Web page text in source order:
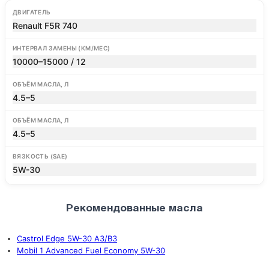
ДВИГАТЕЛЬ
Renault F5R 740
ИНТЕРВАЛ ЗАМЕНЫ (КМ/МЕС)
10000–15000 / 12
ОБЪЁМ МАСЛА, Л
4.5–5
ОБЪЁМ МАСЛА, Л
4.5–5
ВЯЗКОСТЬ (SAE)
5W-30
Рекомендованные масла
Castrol Edge 5W-30 A3/B3
Mobil 1 Advanced Fuel Economy 5W-30